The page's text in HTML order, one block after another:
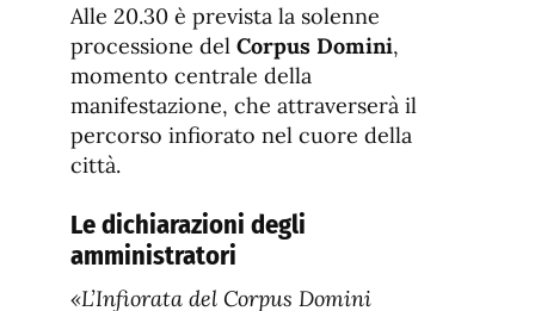
Alle 20.30 è prevista la solenne
processione del Corpus Domini,
momento centrale della
manifestazione, che attraverserà il
percorso infiorato nel cuore della
città.
Le dichiarazioni degli
amministratori
«L’Infiorata del Corpus Domini